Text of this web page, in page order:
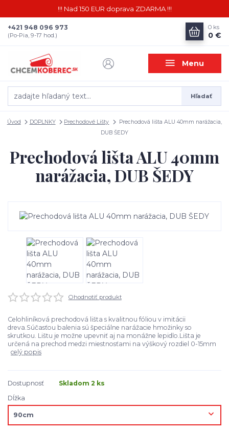
!!! Nad 150 EUR doprava ZDARMA !!!
Menu
Hľadať
+421 948 096 973
(Po-Pia, 9-17 hod.)
0 ks
0 €
Úvod DOPLNKY Prechodové Lišty
Prechodová lišta ALU 40mm narážacia,
DUB ŠEDY
Prechodová lišta ALU 40mm
narážacia, DUB ŠEDY
Ohodnotiť produkt
Celohliníková prechodová lišta s kvalitnou fóliou v imitácii
dreva.Súčasťou balenia sú špeciálne narážacie hmožinky so
skrutkou. Lištu je možne upevniť aj na monážne lepidlo.Lišta je
určená na prechod medzi miestnosťami na výškový rozdiel 0-15mm
celý popis
Dostupnosť
Skladom 2 ks
Dĺžka